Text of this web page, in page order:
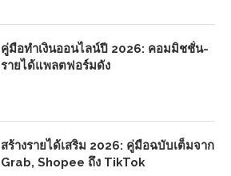
คู่มือทำเงินออนไลน์ปี 2026: คอมมิชชั่น-
รายได้แพลตฟอร์มดัง
สร้างรายได้เสริม 2026: คู่มือฉบับเต็มจาก
Grab, Shopee ถึง TikTok